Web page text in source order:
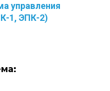
управления
1, ЭПК-2)